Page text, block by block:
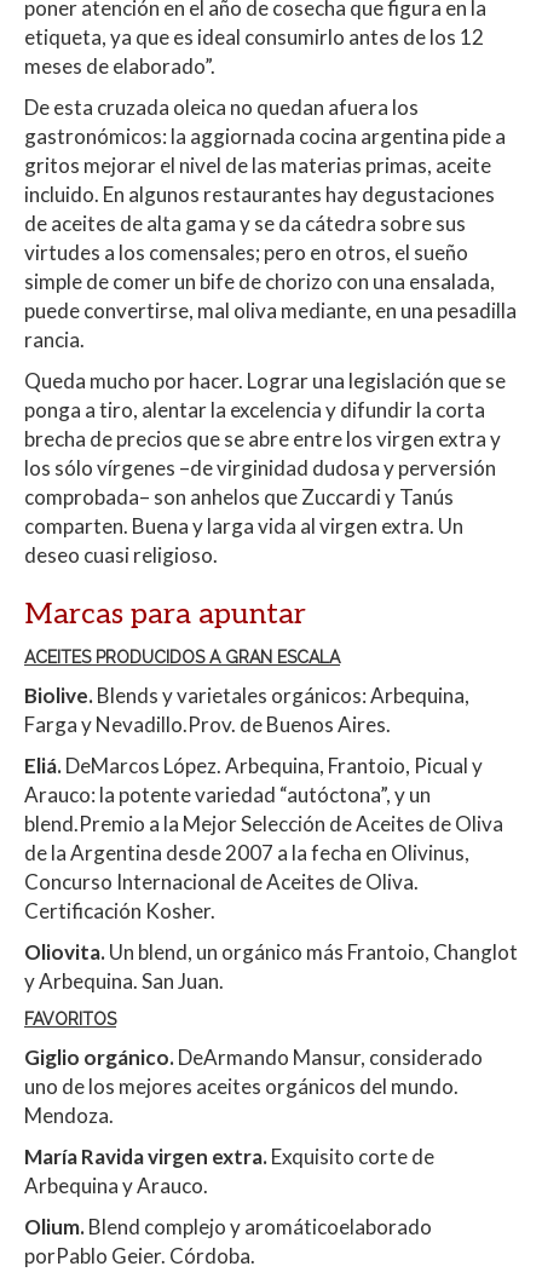
poner atención en el año de cosecha que figura en la
etiqueta, ya que es ideal consumirlo antes de los 12
meses de elaborado”.
De esta cruzada oleica no quedan afuera los
gastronómicos: la aggiornada cocina argentina pide a
gritos mejorar el nivel de las materias primas, aceite
incluido. En algunos restaurantes hay degustaciones
de aceites de alta gama y se da cátedra sobre sus
virtudes a los comensales; pero en otros, el sueño
simple de comer un bife de chorizo con una ensalada,
puede convertirse, mal oliva mediante, en una pesadilla
rancia.
Queda mucho por hacer. Lograr una legislación que se
ponga a tiro, alentar la excelencia y difundir la corta
brecha de precios que se abre entre los virgen extra y
los sólo vírgenes –de virginidad dudosa y perversión
comprobada– son anhelos que Zuccardi y Tanús
comparten. Buena y larga vida al virgen extra. Un
deseo cuasi religioso.
Marcas para apuntar
ACEITES PRODUCIDOS A GRAN ESCALA
Biolive.Blends y varietales orgánicos: Arbequina,
Farga y Nevadillo.Prov. de Buenos Aires.
Eliá.DeMarcos López. Arbequina, Frantoio, Picual y
Arauco: la potente variedad “autóctona”, y un
blend.Premio a la Mejor Selección de Aceites de Oliva
de la Argentina desde 2007 a la fecha en Olivinus,
Concurso Internacional de Aceites de Oliva.
Certificación Kosher.
Oliovita.Un blend, un orgánico más Frantoio, Changlot
y Arbequina. San Juan.
FAVORITOS
Giglio orgánico.DeArmando Mansur, considerado
uno de los mejores aceites orgánicos del mundo.
Mendoza.
María Ravida virgen extra.Exquisito corte de
Arbequina y Arauco.
Olium.Blend complejo y aromáticoelaborado
porPablo Geier. Córdoba.